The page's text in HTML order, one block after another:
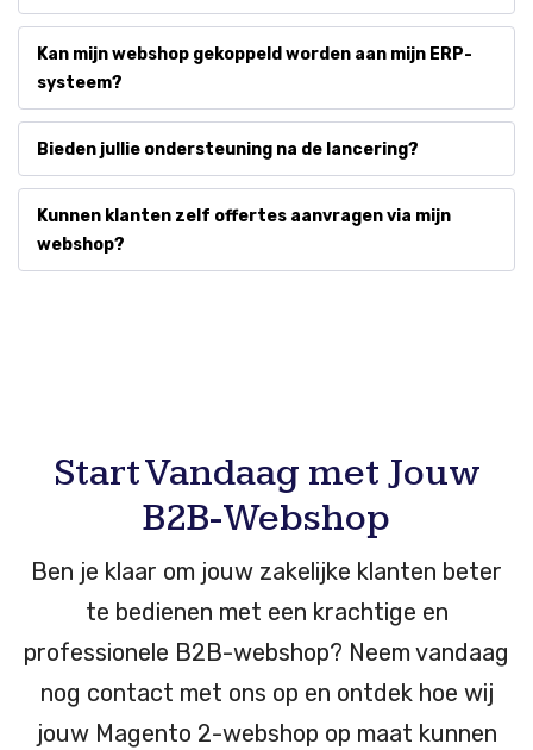
Kan mijn webshop gekoppeld worden aan mijn ERP-
systeem?
Bieden jullie ondersteuning na de lancering?
Kunnen klanten zelf offertes aanvragen via mijn
webshop?
Start Vandaag met Jouw
B2B-Webshop
Ben je klaar om jouw zakelijke klanten beter
te bedienen met een krachtige en
professionele B2B-webshop? Neem vandaag
nog contact met ons op en ontdek hoe wij
jouw Magento 2-webshop op maat kunnen